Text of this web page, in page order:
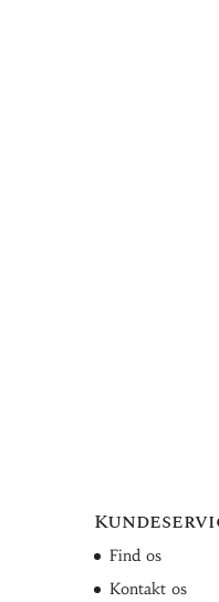
Find os
Kontakt os